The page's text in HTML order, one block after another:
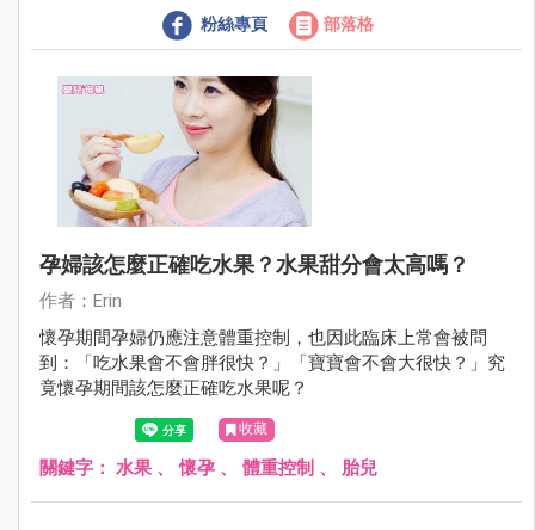
粉絲專頁 部落格
孕婦該怎麼正確吃水果？水果甜分會太高嗎？
作者：Erin
懷孕期間孕婦仍應注意體重控制，也因此臨床上常會被問
到：「吃水果會不會胖很快？」「寶寶會不會大很快？」究
竟懷孕期間該怎麼正確吃水果呢？
收藏
關鍵字： 水果 、懷孕 、 體重控制 、 胎兒